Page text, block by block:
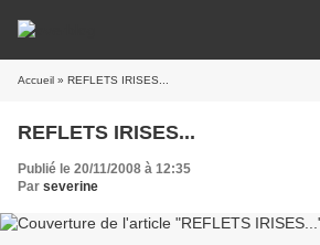
Accueil » REFLETS IRISES...
REFLETS IRISES...
Publié le 20/11/2008 à 12:35
Par severine